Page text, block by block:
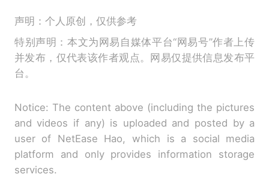
声明：个人原创，仅供参考
特别声明：本文为网易自媒体平台“网易号”作者上传
并发布，仅代表该作者观点。网易仅提供信息发布平
台。
Notice: The content above (including the pictures
and videos if any) is uploaded and posted by a
user of NetEase Hao, which is a social media
platform and only provides information storage
services.